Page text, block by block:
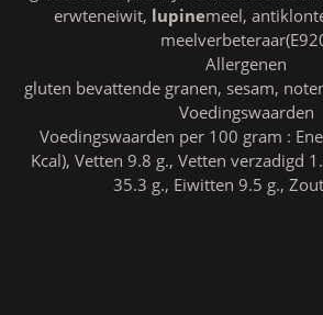
erwteneiwit, lupinemeel,
Allergenen
gluten bevattende granen, sesam,
Voedingswaarden
Voedingswaarden per 100 gram :
Kcal), Vetten 9.8 g., Vetten verzadigd
35.3 g., Eiwitten 9.5 g.,